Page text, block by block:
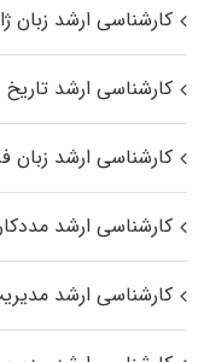
کارشناسی ارشد زبان
کارشناسی ارشد
کارشناسی ارشد زبان
کارشناسی ارشد
کارشناسی ارشد